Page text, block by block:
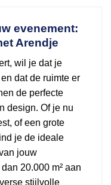
evenement:
Arendje
wil je dat je
dat de ruimte er
de perfecte
design. Of je nu
of een grote
je de ideale
jouw
20.000 m² aan
stijlvolle